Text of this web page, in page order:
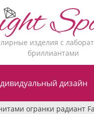
изделия с
бриллиантами
дизайн
огранки радиант